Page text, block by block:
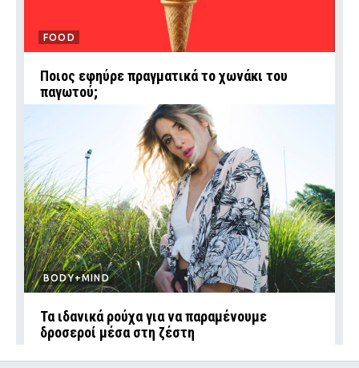
FOOD
Ποιος εφηύρε πραγματικά το χωνάκι του
παγωτού;
BODY+MIND
Τα ιδανικά ρούχα για να παραμένουμε
δροσεροί μέσα στη ζέστη